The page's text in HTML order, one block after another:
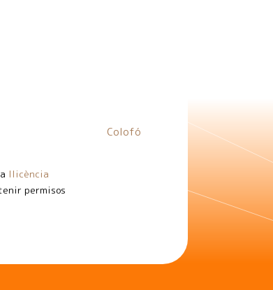
llicència
permisos
Colofó